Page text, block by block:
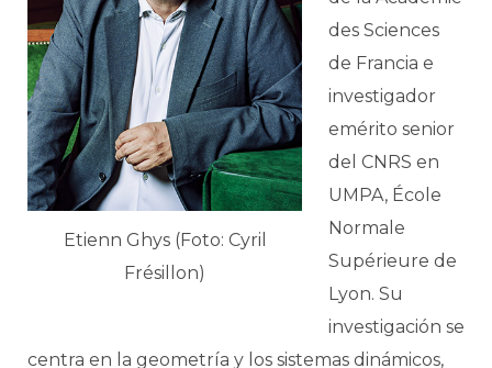
Etienn Ghys (Foto: Cyril
Frésillon)
des Sciences
de Francia e
investigador
emérito senior
del CNRS en
UMPA, École
Normale
Supérieure de
Lyon. Su
investigación se
centra en la geometría y los sistemas dinámicos,